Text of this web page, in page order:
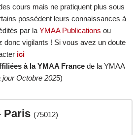
cours mais ne pratiquent plus sous
possèdent leurs connaissances à
par la YMAA Publications ou
donc vigilants ! Si vous avez un doute
ici
à la YMAA Francede la YMAA
jour Octobre 2025)
Paris (75012)